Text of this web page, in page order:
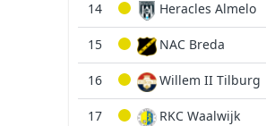
14 Heracles Almelo
15 NAC Breda
16 Willem II Tilburg
17 RKC Waalwijk